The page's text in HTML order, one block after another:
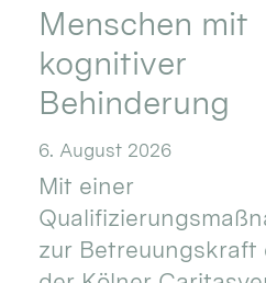
Menschen mit
kognitiver
Behinderung
6. August 2026
Mit einer
zur Betreuungskraft